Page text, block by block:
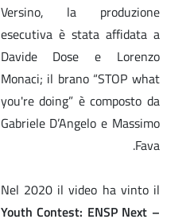
Versino, la produzione
esecutiva è stata affidata a
Davide Dose e Lorenzo
Monaci; il brano “STOP what
you're doing” è composto da
Gabriele D’Angelo e Massimo
Fava.
Nel 2020 il video ha vinto il
Youth Contest: ENSP Next –